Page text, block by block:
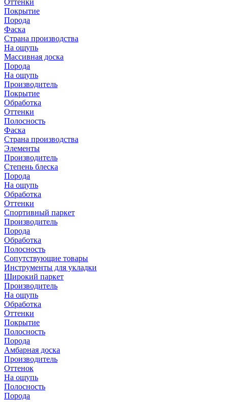
Оттенки
Покрытие
Порода
Фаска
Страна производства
На ощупь
Массивная доска
Порода
На ощупь
Производитель
Покрытие
Обработка
Оттенки
Полосность
Фаска
Страна производства
Элементы
Производитель
Степень блеска
Порода
На ощупь
Обработка
Оттенки
Спортивный паркет
Производитель
Порода
Обработка
Полосность
Сопутствующие товары
Инструменты для укладки
Широкий паркет
Производитель
На ощупь
Обработка
Оттенки
Покрытие
Полосность
Порода
Амбарная доска
Производитель
Оттенок
На ощупь
Полосность
Порода